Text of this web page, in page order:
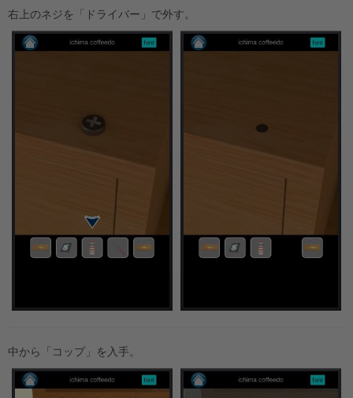
右上のネジを「ドライバー」で外す。
中から「コップ」を入手。